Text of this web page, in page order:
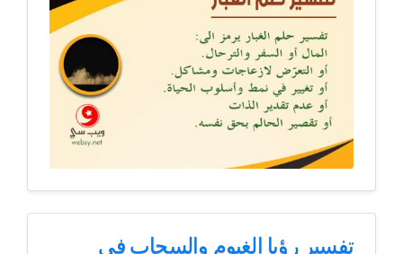
تفسير رؤيا الغيوم والسحاب في